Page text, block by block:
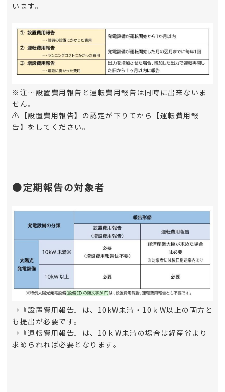
います。
※注…設置費用報告と運転費用報告は同時に出来ないま
せん。
⚠【設置費用報告】の認定が下りてから【運転費用報
告】をしてください。
●定期報告の対象者
→『設置費用報告』は、10kW未満・10ｋW以上の両方と
も提出が必要です。
→『運転費用報告』は、10ｋW未満の場合は経産省より
求められれば必要となります。